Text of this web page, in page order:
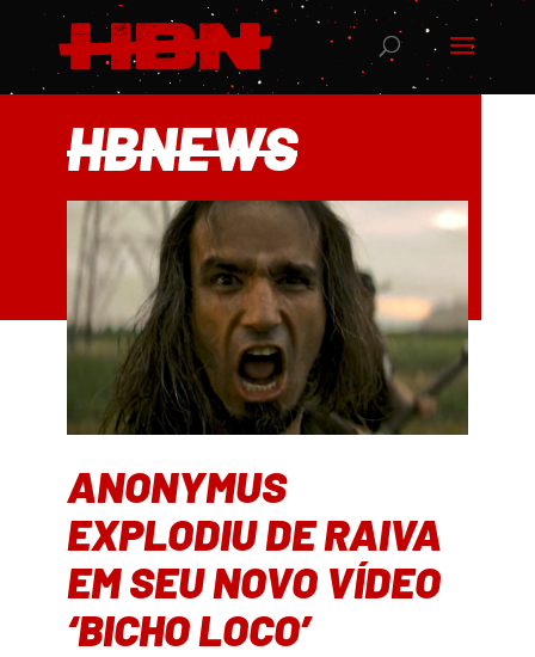
HBNEWS
ANONYMUS
EXPLODIU DE RAIVA
EM SEU NOVO VÍDEO
‘BICHO LOCO’